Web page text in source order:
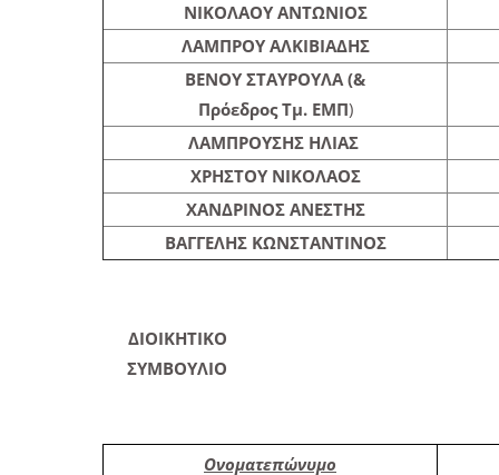
ΝΙΚΟΛΑΟΥ ΑΝΤΩΝΙΟΣ
ΛΑΜΠΡΟΥ ΑΛΚΙΒΙΑΔΗΣ
ΒΕΝΟΥ ΣΤΑΥΡΟΥΛΑ (&
Πρόεδρος Τμ. ΕΜΠ)
ΛΑΜΠΡΟΥΣΗΣ ΗΛΙΑΣ
ΧΡΗΣΤΟΥ ΝΙΚΟΛΑΟΣ
ΧΑΝΔΡΙΝΟΣ ΑΝΕΣΤΗΣ
ΒΑΓΓΕΛΗΣ ΚΩΝΣΤΑΝΤΙΝΟΣ
ΔΙΟΙΚΗΤΙΚΟ
ΣΥΜΒΟΥΛΙΟ
Ονοματεπώνυμο